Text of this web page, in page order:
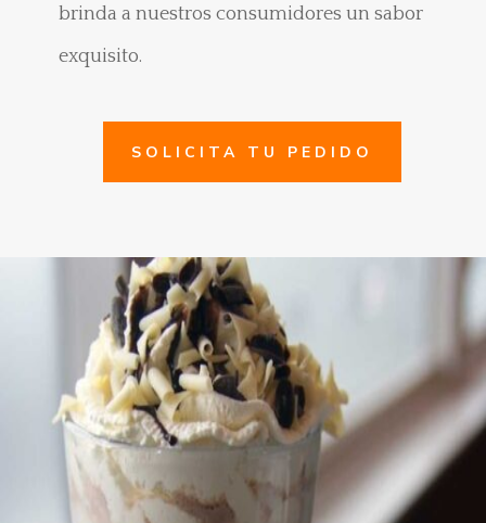
brinda a nuestros consumidores un sabor
exquisito.
SOLICITA TU PEDIDO